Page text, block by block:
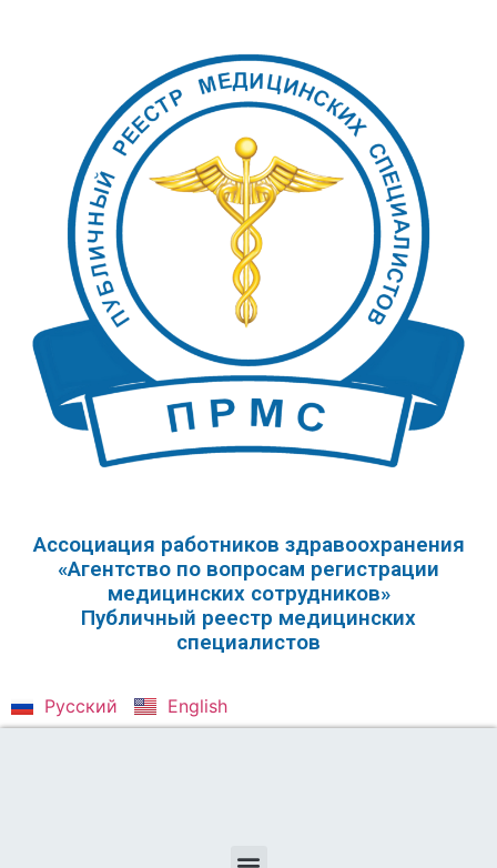
Ассоциация работников здравоохранения
«Агентство по вопросам регистрации
медицинских сотрудников»
Публичный реестр медицинских
специалистов
Русский English